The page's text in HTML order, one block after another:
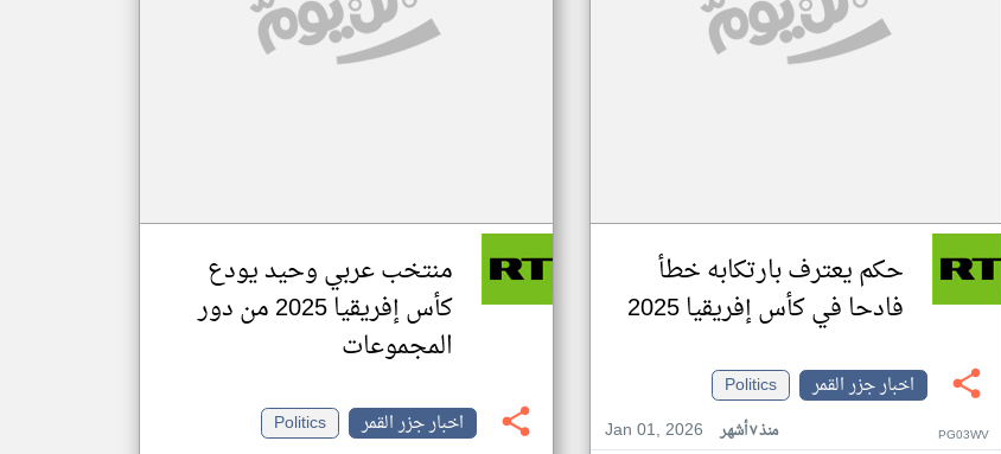
حكم يعترف بارتكابه خطأ
فادحا في كأس إفريقيا 2025
اخبار جزر القمر
Politics
Jan 01, 2026
منذ ٧ أشهر PG03WV
منتخب عربي وحيد يودع
كأس إفريقيا 2025 من دور
المجموعات
اخبار جزر القمر
Politics